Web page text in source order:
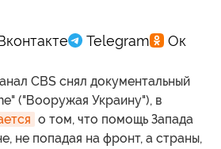
CBS снял документальный
("Вооружая Украину"), в
о том, что помощь Запада
не попадая на фронт, а страны,